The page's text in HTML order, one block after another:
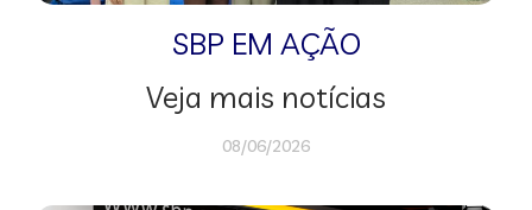
SBP EM AÇÃO
Veja mais notícias
08/06/2026